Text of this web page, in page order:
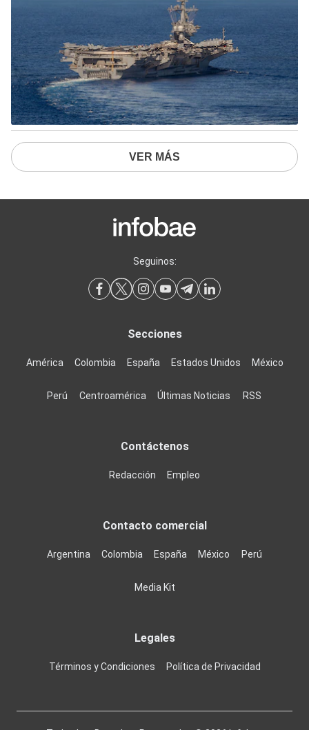
VER MÁS
Seguinos:
Secciones
América Colombia España Estados Unidos México
Perú Centroamérica Últimas Noticias RSS
Contáctenos
Redacción Empleo
Contacto comercial
Argentina Colombia España México Perú
Media Kit
Legales
Términos y Condiciones Política de Privacidad